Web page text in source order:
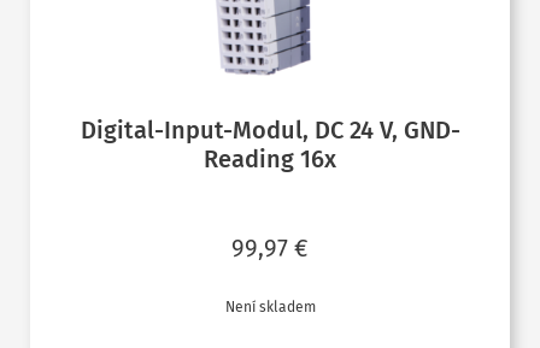
Digital-Input-Modul, DC 24 V, GND-
Reading 16x
99,97 €
Není skladem